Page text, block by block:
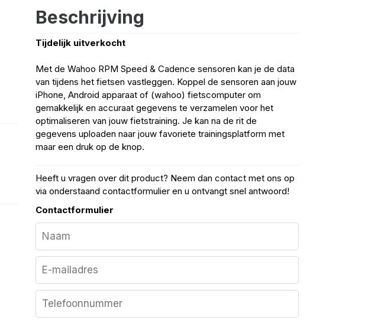
Beschrijving
Tijdelijk uitverkocht
Met de Wahoo RPM Speed & Cadence sensoren kan je de data
van tijdens het fietsen vastleggen. Koppel de sensoren aan jouw
iPhone, Android apparaat of (wahoo) fietscomputer om
gemakkelijk en accuraat gegevens te verzamelen voor het
optimaliseren van jouw fietstraining. Je kan na de rit de
gegevens uploaden naar jouw favoriete trainingsplatform met
maar een druk op de knop.
Heeft u vragen over dit product? Neem dan contact met ons op
via onderstaand contactformulier en u ontvangt snel antwoord!
Contactformulier